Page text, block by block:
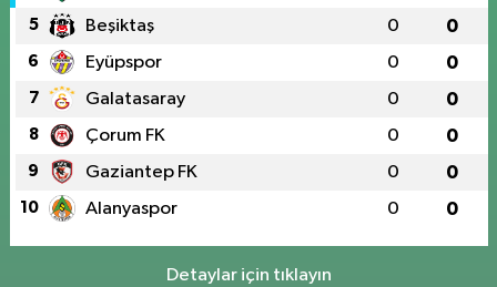
5 Beşiktaş 0 0
6 Eyüpspor 0 0
7 Galatasaray 0 0
8 Çorum FK 0 0
9 Gaziantep FK 0 0
10 Alanyaspor 0 0
Detaylar için tıklayın